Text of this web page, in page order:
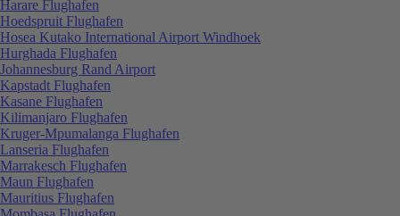
Harare Flughafen
Hoedspruit Flughafen
Hosea Kutako International Airport Windhoek
Hurghada Flughafen
Johannesburg Rand Airport
Kapstadt Flughafen
Kasane Flughafen
Kilimanjaro Flughafen
Kruger-Mpumalanga Flughafen
Lanseria Flughafen
Marrakesch Flughafen
Maun Flughafen
Mauritius Flughafen